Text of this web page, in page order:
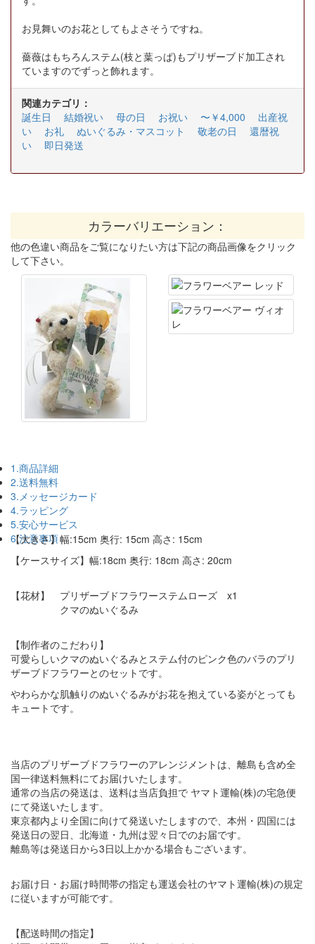
お見舞いのお花としてもよさそうですね。
薔薇はもちろんステム(枝と葉っぱ)もプリザーブド加工され
ていますのでずっと飾れます。
関連カテゴリ：
誕生日
結婚祝い 母の日 お祝い 〜￥4,000
出産祝
い
お礼 ぬいぐるみ・マスコット 敬老の日
還暦祝
い
即日発送
カラーバリエーション：
他の色違い商品をご覧になりたい方は下記の商品画像をクリック
して下さい。
1.商品詳細
2.送料無料
3.メッセージカード
4.ラッピング
5.安心サービス
6.注意事項
【大きさ】幅:15cm 奥行: 15cm 高さ: 15cm
【ケースサイズ】幅:18cm 奥行: 18cm 高さ: 20cm
【花材】 プリザーブドフラワーステムローズ x1
クマのぬいぐるみ
【制作者のこだわり】
可愛らしいクマのぬいぐるみとステム付のピンク色のバラのプリ
ザーブドフラワーとのセットです。
やわらかな肌触りのぬいぐるみがお花を抱えている姿がとっても
キュートです。
当店のプリザーブドフラワーのアレンジメントは、離島も含め全
国一律送料無料にてお届けいたします。
通常の当店の発送は、送料は当店負担で ヤマト運輸(株)の宅急便
にて発送いたします。
東京都内より全国に向けて発送いたしますので、本州・四国には
発送日の翌日、北海道・九州は翌々日でのお届です。
離島等は発送日から3日以上かかる場合もございます。
お届け日・お届け時間帯の指定も運送会社のヤマト運輸(株)の規定
に従いますが可能です。
【配送時間の指定】